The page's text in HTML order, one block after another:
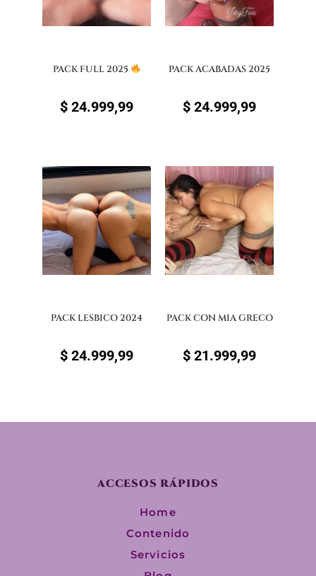
PACK FULL 2025
$ 24.999,99
PACK ACABADAS 2025
$ 24.999,99
PACK LESBICO 2024
$ 24.999,99
PACK CON MIA GRECO
$ 21.999,99
ACCESOS RÁPIDOS
Home
Contenido
Servicios